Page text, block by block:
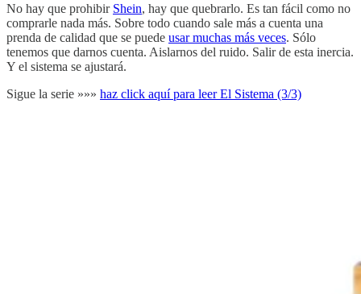
No hay que prohibir Shein, hay que quebrarlo. Es tan fácil como no
comprarle nada más. Sobre todo cuando sale más a cuenta una
prenda de calidad que se puede usar muchas más veces. Sólo
tenemos que darnos cuenta. Aislarnos del ruido. Salir de esta inercia.
Y el sistema se ajustará.
Sigue la serie »»» haz click aquí para leer El Sistema (3/3)